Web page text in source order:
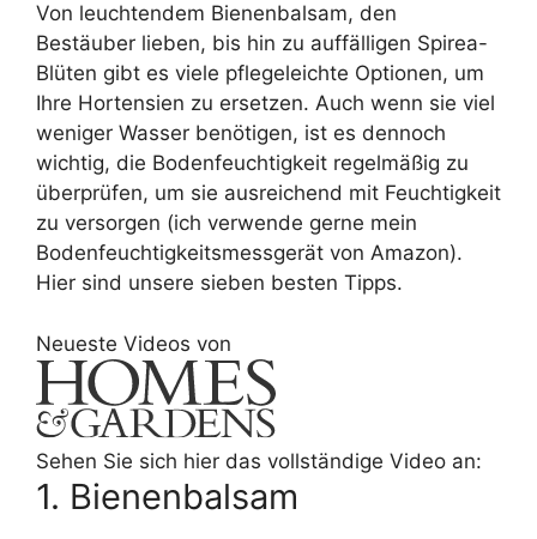
Von leuchtendem Bienenbalsam, den
Bestäuber lieben, bis hin zu auffälligen Spirea-
Blüten gibt es viele pflegeleichte Optionen, um
Ihre Hortensien zu ersetzen. Auch wenn sie viel
weniger Wasser benötigen, ist es dennoch
wichtig, die Bodenfeuchtigkeit regelmäßig zu
überprüfen, um sie ausreichend mit Feuchtigkeit
zu versorgen (ich verwende gerne mein
Bodenfeuchtigkeitsmessgerät von Amazon).
Hier sind unsere sieben besten Tipps.
Neueste Videos von
Sehen Sie sich hier das vollständige Video an:
1. Bienenbalsam